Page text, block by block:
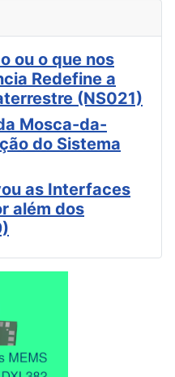
ou o que nos
Redefine a
(NS021)
Mosca-da-
do Sistema
as Interfaces
além dos